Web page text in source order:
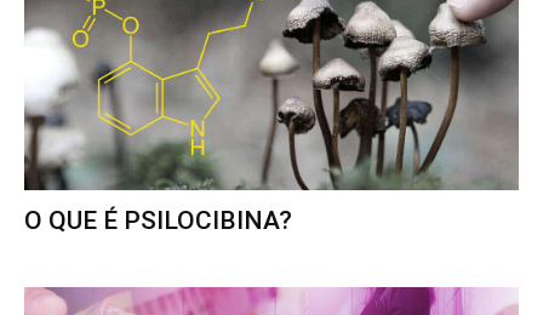
O QUE É PSILOCIBINA?